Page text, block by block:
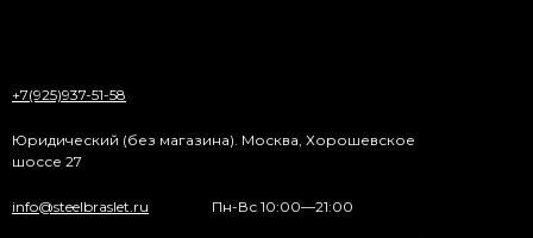
+7(925)937-51-58
Юридический (без магазина). Москва, Хорошевское
шоссе 27
info@steelbraslet.ru Пн-Вс 10:00—21:00